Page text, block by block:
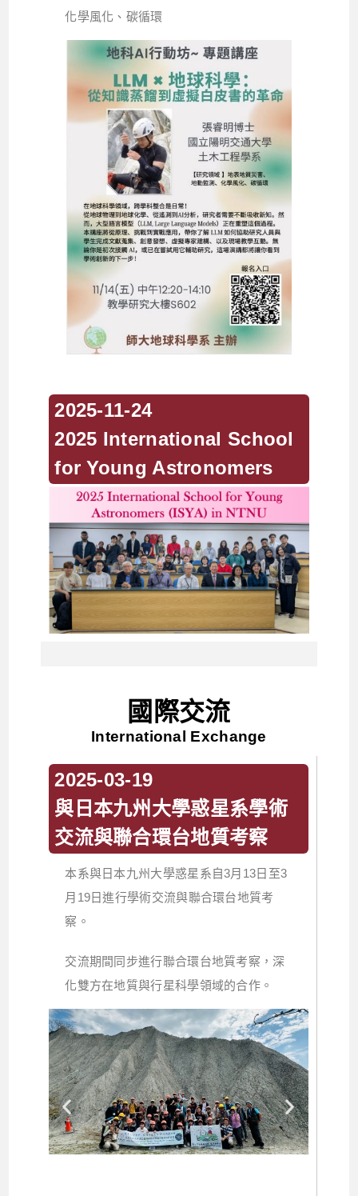
化學風化、碳循環
2025-11-24
2025 International School
for Young Astronomers
國際交流
International Exchange
2025-03-19
與日本九州大學惑星系學術
交流與聯合環台地質考察
本系與日本九州大學惑星系自3月13日至3
月19日進行學術交流與聯合環台地質考
察。
交流期間同步進行聯合環台地質考察，深
化雙方在地質與行星科學領域的合作。